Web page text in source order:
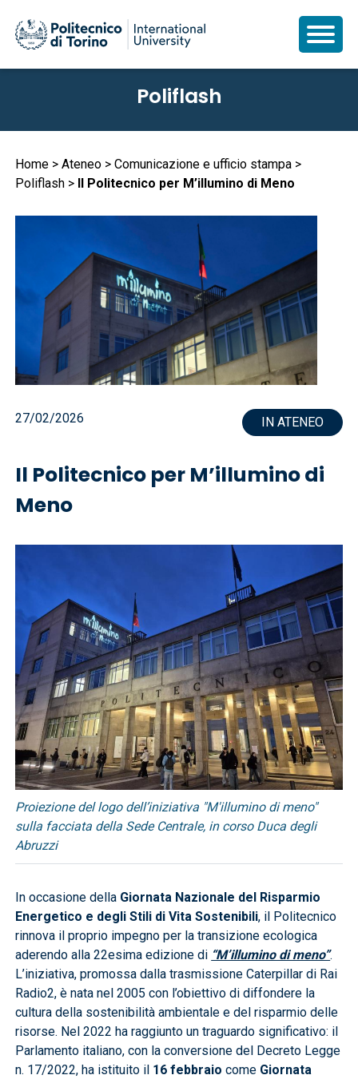
principale
Poliflash
Briciole
di
pane
Home Ateneo
Comunicazione e ufficio stampa
Poliflash
Il Politecnico per M’illumino di Meno
27/02/2026 IN ATENEO
Il Politecnico per M’illumino di
Meno
Proiezione del logo dell’iniziativa "M'illumino di meno"
sulla facciata della Sede Centrale, in corso Duca degli
Abruzzi
In occasione della Giornata Nazionale del Risparmio
Energetico e degli Stili di Vita Sostenibili, il Politecnico
rinnova il proprio impegno per la transizione ecologica
aderendo alla 22esima edizione di “M’illumino di meno”.
L’iniziativa, promossa dalla trasmissione Caterpillar di Rai
Radio2, è nata nel 2005 con l’obiettivo di diffondere la
cultura della sostenibilità ambientale e del risparmio delle
risorse. Nel 2022 ha raggiunto un traguardo significativo: il
Parlamento italiano, con la conversione del Decreto Legge
n. 17/2022, ha istituito il 16 febbraio come Giornata